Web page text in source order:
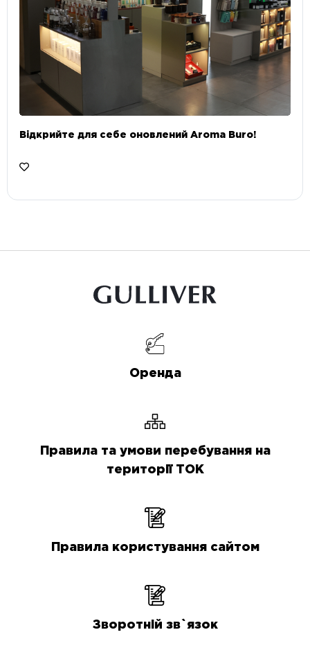
Відкрийте для себе оновлений Aroma Buro! ⠀
Оренда
Правила та умови перебування на
території ТОК
Правила користування сайтом
Зворотній зв`язок